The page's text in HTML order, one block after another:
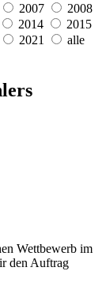
2007
2008
2014
2015
2021 alle
Wettbewerb im
den Auftrag